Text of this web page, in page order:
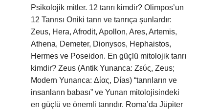
Psikolojik mitler. 12 tanrı kimdir? Olimpos’un
12 Tanrısı Oniki tanrı ve tanrıça şunlardır:
Zeus, Hera, Afrodit, Apollon, Ares, Artemis,
Athena, Demeter, Dionysos, Hephaistos,
Hermes ve Poseidon. En güçlü mitolojik tanrı
kimdir? Zeus (Antik Yunanca: Ζεύς, Zeus;
Modern Yunanca: Δίας, Días) “tanrıların ve
insanların babası” ve Yunan mitolojisindeki
en güçlü ve önemli tanrıdır. Roma’da Jüpiter